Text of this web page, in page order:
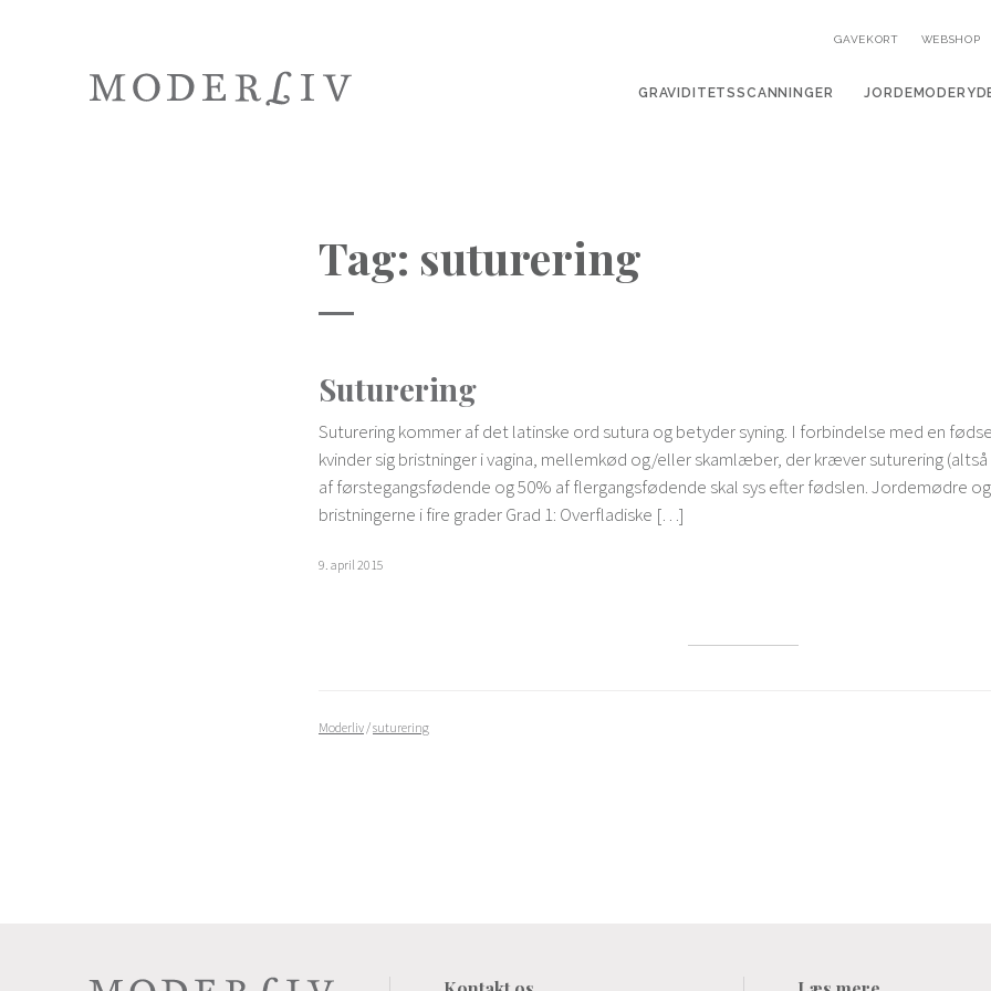
GRAVIDITETSSCANNINGER
GAVEKORT WEBSHOP
Tag: suturering
Suturering
Suturering kommer af det latinske ord sutura og betyder syning. I forbindelse med en
kvinder sig bristninger i vagina, mellemkød og/eller skamlæber, der kræver suturering (altså
af førstegangsfødende og 50% af flergangsfødende skal sys efter fødslen. Jordemødre
bristningerne i fire grader Grad 1: Overfladiske […]
9. april 2015
Moderliv/suturering